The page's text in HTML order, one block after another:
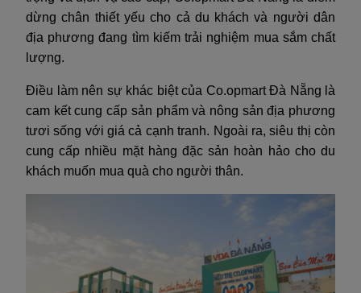
dừng chân thiết yếu cho cả du khách và người dân
địa phương đang tìm kiếm trải nghiệm mua sắm chất
lượng.
Điều làm nên sự khác biệt của Co.opmart Đà Nẵng là
cam kết cung cấp sản phẩm và nông sản địa phương
tươi sống với giá cả cạnh tranh. Ngoài ra, siêu thị còn
cung cấp nhiều mặt hàng đặc sản hoàn hảo cho du
khách muốn mua quà cho người thân.